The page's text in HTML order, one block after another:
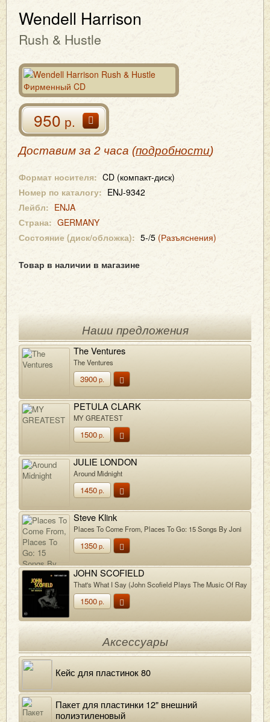
Wendell Harrison
Rush & Hustle
950р.
Доставим за 2 часа (подробности)
Формат носителя: CD (компакт-диск)
Номер по каталогу: ENJ-9342
Лейбл: ENJA
Страна: GERMANY
Состояние (диск/обложка): 5-/5 (Разъяснения)
Товар в наличии в магазине
Наши предложения
The Ventures
The Ventures
3900р.
PETULA CLARK
MY GREATEST
1500р.
JULIE LONDON
Around Midnight
1450р.
Steve Klink
Places To Come From, Places To Go: 15 Songs By Joni
Mitchell
1350р.
JOHN SCOFIELD
That's What I Say (John Scofield Plays The Music Of Ray
Charles)
1500р.
Аксессуары
Кейс для пластинок 80
Пакет для пластинки 12" внешний
полиэтиленовый